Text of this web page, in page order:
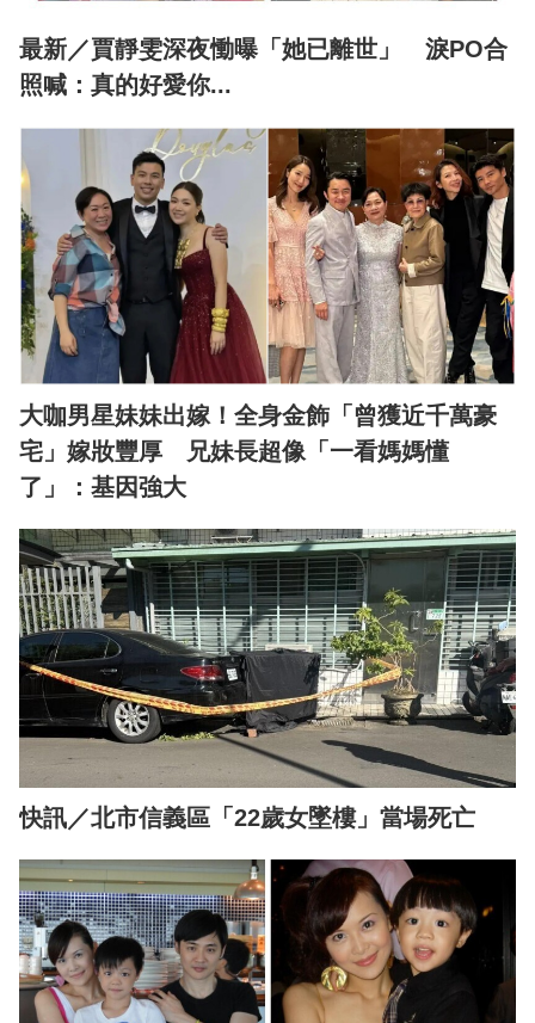
最新／賈靜雯深夜慟曝「她已離世」 淚PO合
照喊：真的好愛你...
大咖男星妹妹出嫁！全身金飾「曾獲近千萬豪
宅」嫁妝豐厚 兄妹長超像「一看媽媽懂
了」：基因強大
快訊／北市信義區「22歲女墜樓」當場死亡